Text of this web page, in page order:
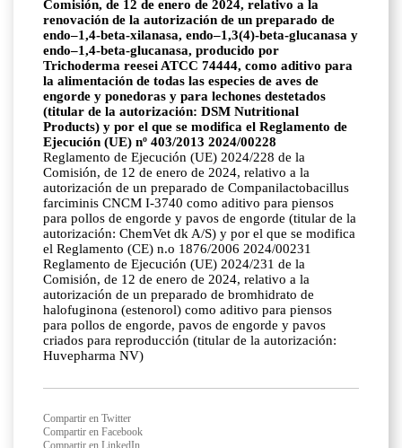
Comisión, de 12 de enero de 2024, relativo a la
renovación de la autorización de un preparado de
endo–1,4-beta-xilanasa, endo–1,3(4)-beta-glucanasa y
endo–1,4-beta-glucanasa, producido por
Trichoderma reesei ATCC 74444, como aditivo para
la alimentación de todas las especies de aves de
engorde y ponedoras y para lechones destetados
(titular de la autorización: DSM Nutritional
Products) y por el que se modifica el Reglamento de
Ejecución (UE) nº 403/2013 2024/00228
Reglamento de Ejecución (UE) 2024/228 de la
Comisión, de 12 de enero de 2024, relativo a la
autorización de un preparado de Companilactobacillus
farciminis CNCM I-3740 como aditivo para piensos
para pollos de engorde y pavos de engorde (titular de la
autorización: ChemVet dk A/S) y por el que se modifica
el Reglamento (CE) n.o 1876/2006 2024/00231
Reglamento de Ejecución (UE) 2024/231 de la
Comisión, de 12 de enero de 2024, relativo a la
autorización de un preparado de bromhidrato de
halofuginona (estenorol) como aditivo para piensos
para pollos de engorde, pavos de engorde y pavos
criados para reproducción (titular de la autorización:
Huvepharma NV)
Compartir en Twitter
Compartir en Facebook